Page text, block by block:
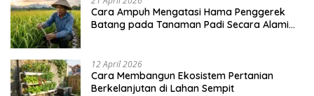
Cara Ampuh Mengatasi Hama Penggerek
Batang pada Tanaman Padi Secara Alami
12 April 2026
Cara Membangun Ekosistem Pertanian
Berkelanjutan di Lahan Sempit